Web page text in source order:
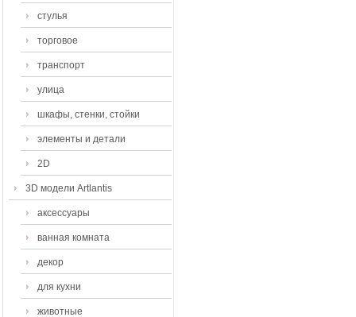
стулья
торговое
транспорт
улица
шкафы, стенки, стойки
элементы и детали
2D
3D модели Artlantis
аксессуары
ванная комната
декор
для кухни
животные